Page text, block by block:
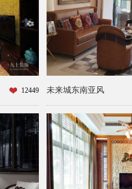
12449 未来城东南亚风